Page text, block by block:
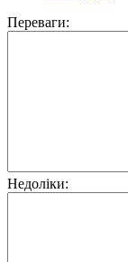
Переваги:
Недоліки: